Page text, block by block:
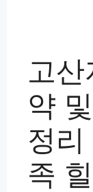
고
약
정
족